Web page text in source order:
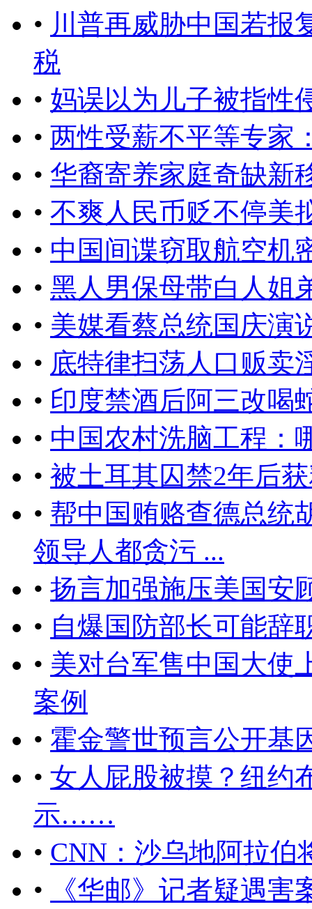
• 川普再威胁中国若报
税
• 妈误以为儿子被指性
• 两性受薪不平等专家
• 华裔寄养家庭奇缺新
• 不爽人民币贬不停美
• 中国间谍窃取航空机
• 黑人男保母带白人姐
• 美媒看蔡总统国庆演
• 底特律扫荡人口贩卖
• 印度禁酒后阿三改喝
• 中国农村洗脑工程：
• 被土耳其囚禁2年后
• 帮中国贿赂查德总统
领导人都贪污 ...
• 扬言加强施压美国安
• 自爆国防部长可能辞
• 美对台军售中国大使
案例
• 霍金警世预言公开基
• 女人屁股被摸？纽约
示……
• CNN：沙乌地阿拉伯
•
《华邮》记者疑遇